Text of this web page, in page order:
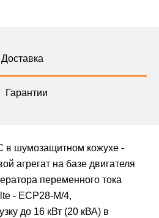
Доставка
Гарантии
шумозащитном кожухе -
агрегат на базе двигателя
переменного тока
- ECP28-M/4,
до 16 кВт (20 кВА) в